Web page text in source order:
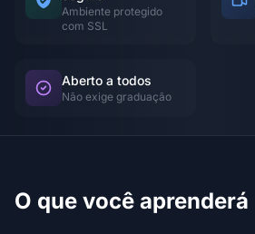
Ambiente protegido
com SSL
Aberto a todos
Não exige graduação
O que você aprenderá